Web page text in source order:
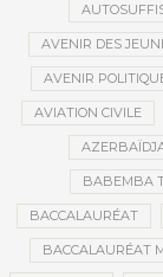
AVENIR DES
AVENIR
AVIATION CIVILE
BABEMBA
BACCALAURÉAT
BACCALAURÉAT